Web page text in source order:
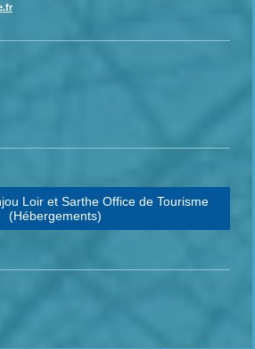
Loir et Sarthe Office de Tourisme
(Hébergements)